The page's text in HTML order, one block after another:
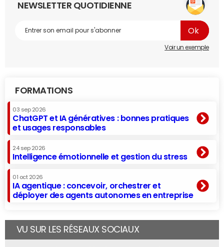
NEWSLETTER QUOTIDIENNE
Voir un exemple
FORMATIONS
03 sep 2026
ChatGPT et IA génératives : bonnes pratiques
et usages responsables
24 sep 2026
Intelligence émotionnelle et gestion du stress
01 oct 2026
IA agentique : concevoir, orchestrer et
déployer des agents autonomes en entreprise
VU SUR LES RÉSEAUX SOCIAUX